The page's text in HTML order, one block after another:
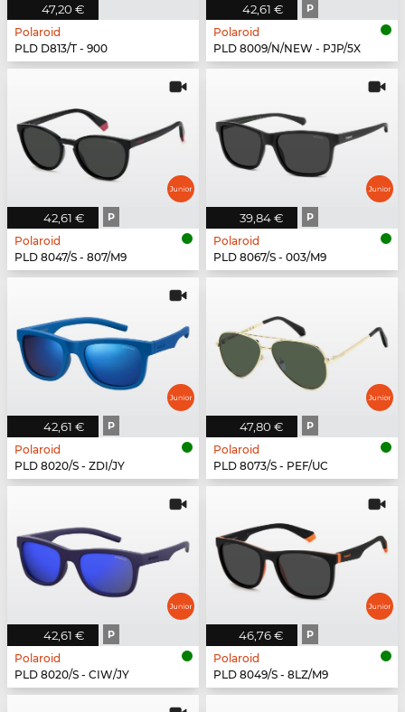
47,20 €
Polaroid
PLD D813/T - 900
42,61 € P
Polaroid
PLD 8009/N/NEW - PJP/5X
42,61 € P
Polaroid
PLD 8047/S - 807/M9
39,84 € P
Polaroid
PLD 8067/S - 003/M9
42,61 € P
Polaroid
PLD 8020/S - ZDI/JY
47,80 € P
Polaroid
PLD 8073/S - PEF/UC
42,61 € P
Polaroid
PLD 8020/S - CIW/JY
46,76 € P
Polaroid
PLD 8049/S - 8LZ/M9